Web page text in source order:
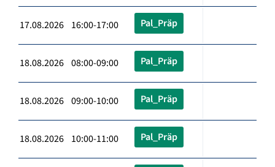
17.08.2026 16:00-17:00 Pal_Präp
18.08.2026 08:00-09:00 Pal_Präp
18.08.2026 09:00-10:00 Pal_Präp
18.08.2026 10:00-11:00 Pal_Präp